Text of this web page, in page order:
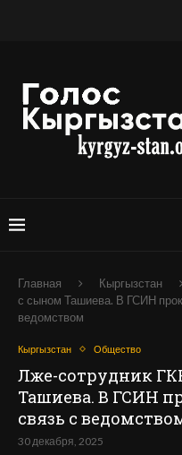
Главная Кыргызстан
с сыном Ташиева. В ГСИН
ведомством
Кыргызстан Общество
Лже-сотрудник
Ташиева. В ГСИН
связь с
30 декабря, 2025